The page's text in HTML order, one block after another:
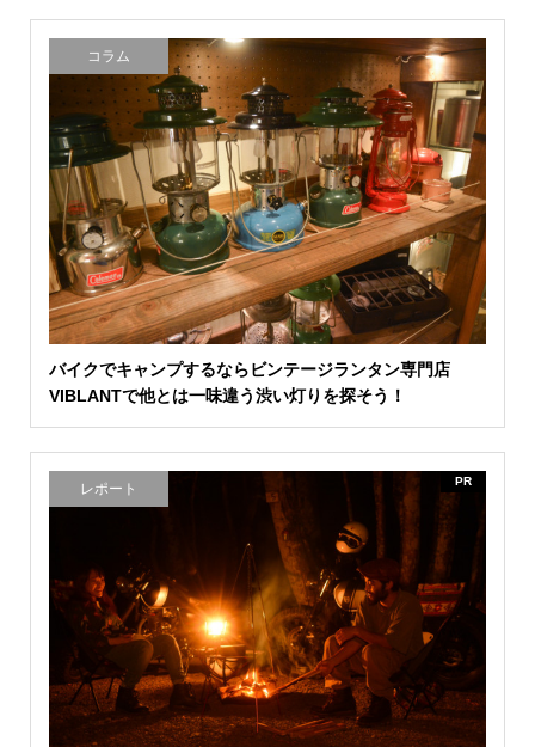
コラム
バイクでキャンプするならビンテージランタン専門店
VIBLANTで他とは一味違う渋い灯りを探そう！
レポート PR